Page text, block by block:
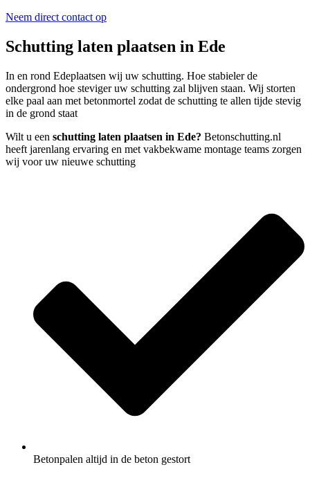
Neem direct contact op
Schutting laten plaatsen in Ede
In en rond Edeplaatsen wij uw schutting. Hoe stabieler de
ondergrond hoe steviger uw schutting zal blijven staan. Wij storten
elke paal aan met betonmortel zodat de schutting te allen tijde stevig
in de grond staat
Wilt u een schutting laten plaatsen in Ede? Betonschutting.nl
heeft jarenlang ervaring en met vakbekwame montage teams zorgen
wij voor uw nieuwe schutting
Betonpalen altijd in de beton gestort